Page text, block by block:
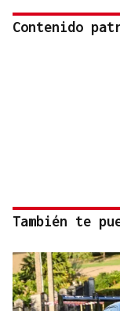
Contenido
También te